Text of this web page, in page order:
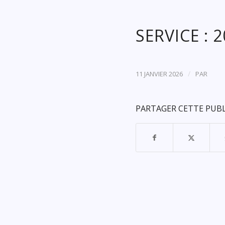
SERVICE :
11 JANVIER 2026 / PAR
PARTAGER CETTE